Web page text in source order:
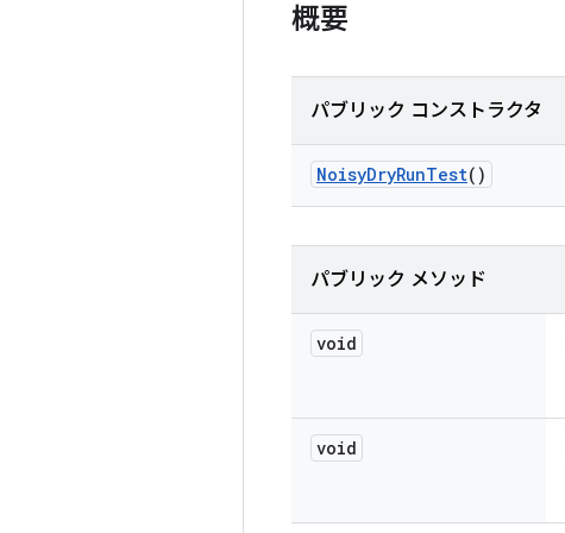
概要
パブリック コンストラクタ
NoisyDryRunTest()
パブリック メソッド
void
void